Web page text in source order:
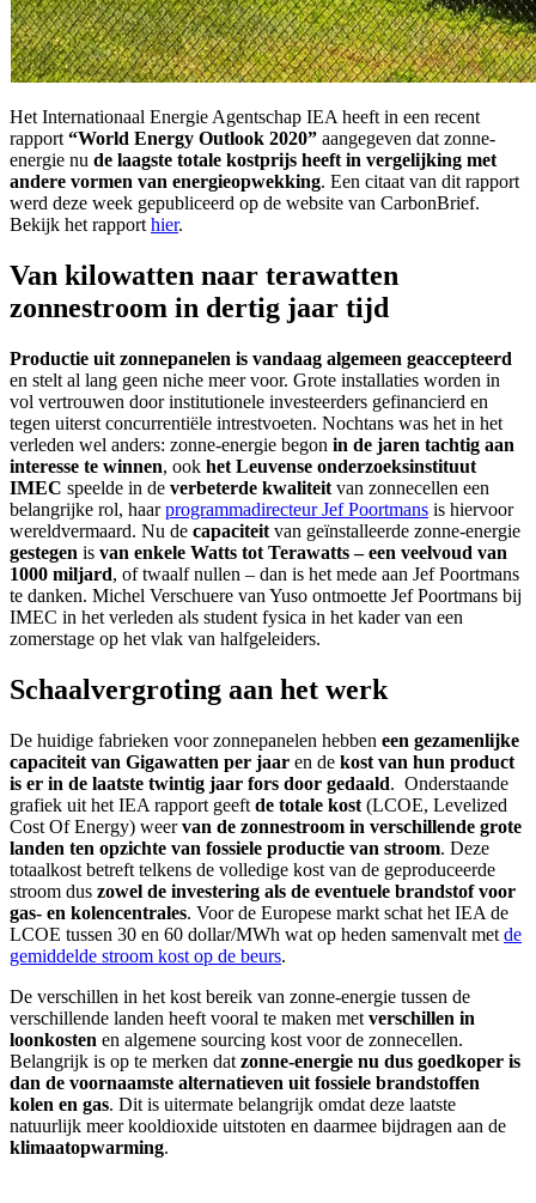
Het Internationaal Energie Agentschap IEA heeft in een recent
rapport “World Energy Outlook 2020” aangegeven dat zonne-
energie nu de laagste totale kostprijs heeft in vergelijking met
andere vormen van energieopwekking. Een citaat van dit rapport
werd deze week gepubliceerd op de website van CarbonBrief.
Bekijk het rapport hier.
Van kilowatten naar terawatten
zonnestroom in dertig jaar tijd
Productie uit zonnepanelen is vandaag algemeen geaccepteerd
en stelt al lang geen niche meer voor. Grote installaties worden in
vol vertrouwen door institutionele investeerders gefinancierd en
tegen uiterst concurrentiële intrestvoeten. Nochtans was het in het
verleden wel anders: zonne-energie begon in de jaren tachtig aan
interesse te winnen, ook het Leuvense onderzoeksinstituut
IMEC speelde in de verbeterde kwaliteit van zonnecellen een
belangrijke rol, haarprogrammadirecteur Jef Poortmans is hiervoor
wereldvermaard. Nu de capaciteit van geïnstalleerde zonne-energie
gestegen is van enkele Watts tot Terawatts – een veelvoud van
1000 miljard, of twaalf nullen – dan is het mede aan Jef Poortmans
te danken. Michel Verschuere van Yuso ontmoette Jef Poortmans bij
IMEC in het verleden als student fysica in het kader van een
zomerstage op het vlak van halfgeleiders.
Schaalvergroting aan het werk
De huidige fabrieken voor zonnepanelen hebben een gezamenlijke
capaciteit van Gigawatten per jaar en de kost van hun product
is er in de laatste twintig jaar fors door gedaald. Onderstaande
grafiek uit het IEA rapport geeft de totale kost (LCOE, Levelized
Cost Of Energy) weervan de zonnestroom in verschillende grote
landen ten opzichte van fossiele productie van stroom. Deze
totaalkost betreft telkens de volledige kost van de geproduceerde
stroom dus zowel de investering als de eventuele brandstof voor
gas- en kolencentrales. Voor de Europese markt schat het IEA de
LCOE tussen 30 en 60 dollar/MWh wat op heden samenvalt met de
gemiddelde stroom kost op de beurs.
De verschillen in het kost bereik van zonne-energie tussen de
verschillende landen heeft vooral te maken met verschillen in
loonkosten en algemene sourcing kost voor de zonnecellen.
Belangrijk is op te merken dat zonne-energie nu dus goedkoper is
dan de voornaamste alternatieven uit fossiele brandstoffen
kolen en gas. Dit is uitermate belangrijk omdat deze laatste
natuurlijk meer kooldioxide uitstoten en daarmee bijdragen aan de
klimaatopwarming.